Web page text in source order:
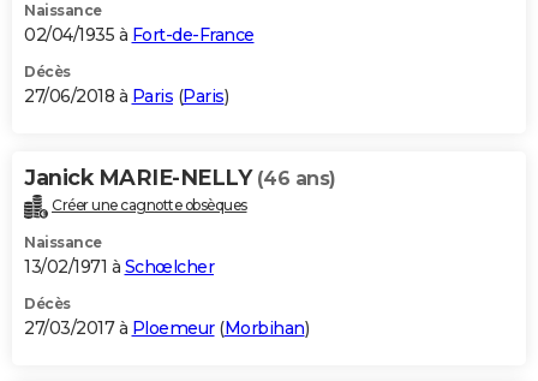
Naissance
02/04/1935 à Fort-de-France
Décès
27/06/2018 à Paris (Paris)
Janick MARIE-NELLY (46 ans)
Créer une cagnotte obsèques
Naissance
13/02/1971 à Schœlcher
Décès
27/03/2017 à Ploemeur(Morbihan)